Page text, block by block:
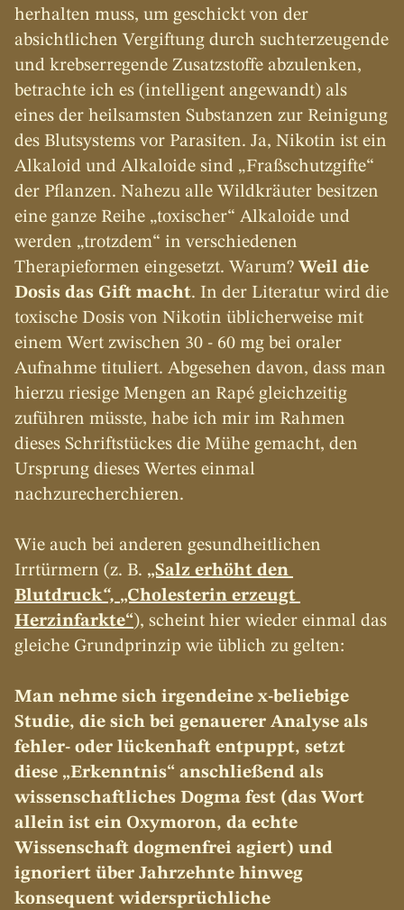
herhalten muss, um geschickt von der
absichtlichen Vergiftung durch suchterzeugende
und krebserregende Zusatzstoffe abzulenken,
betrachte ich es (intelligent angewandt) als
eines der heilsamsten Substanzen zur Reinigung
des Blutsystems vor Parasiten. Ja, Nikotin ist ein
Alkaloid und Alkaloide sind „Fraßschutzgifte“
der Pflanzen. Nahezu alle Wildkräuter besitzen
eine ganze Reihe „toxischer“ Alkaloide und
werden „trotzdem“ in verschiedenen
Therapieformen eingesetzt. Warum? Weil die
Dosis das Gift macht. In der Literatur wird die
toxische Dosis von Nikotin üblicherweise mit
einem Wert zwischen 30 - 60 mg bei oraler
Aufnahme tituliert. Abgesehen davon, dass man
hierzu riesige Mengen an Rapé gleichzeitig
zuführen müsste, habe ich mir im Rahmen
dieses Schriftstückes die Mühe gemacht, den
Ursprung dieses Wertes einmal
nachzurecherchieren.
Wie auch bei anderen gesundheitlichen
Irrtürmern (z. B. „Salz erhöht den
Blutdruck“, „Cholesterin erzeugt
Herzinfarkte“), scheint hier wieder einmal das
gleiche Grundprinzip wie üblich zu gelten:
Man nehme sich irgendeine x-beliebige
Studie, die sich bei genauerer Analyse als
fehler- oder lückenhaft entpuppt, setzt
diese „Erkenntnis“ anschließend als
wissenschaftliches Dogma fest (das Wort
allein ist ein Oxymoron, da echte
Wissenschaft dogmenfrei agiert) und
ignoriert über Jahrzehnte hinweg
konsequent widersprüchliche